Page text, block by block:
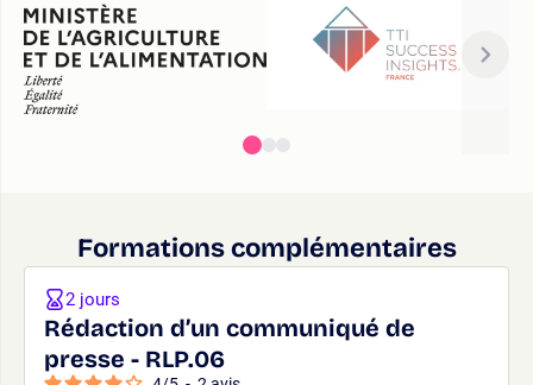
Formations complémentaires
Rédaction d’un communiqué de
presse - RLP.06
2 jours